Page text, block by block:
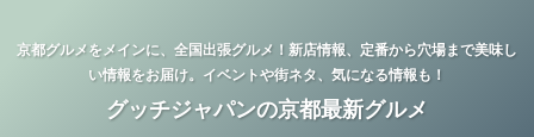
京都グルメをメインに、全国出張グルメ！新店情報、定番から穴場まで美味し
い情報をお届け。イベントや街ネタ、気になる情報も！
グッチジャパンの京都最新グルメ